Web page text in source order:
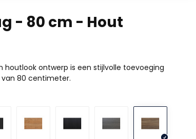
- 80 cm - Hout
houtlook ontwerp is een stijlvolle toevoeging
van 80 centimeter.